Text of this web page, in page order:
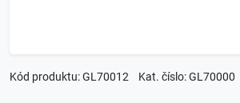
Kód produktu: GL70012 Kat. číslo: GL70000